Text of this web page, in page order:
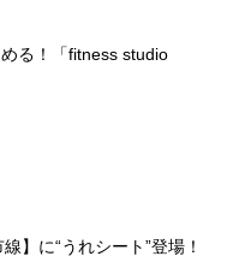
る！「fitness studio
】に“うれシート”登場！